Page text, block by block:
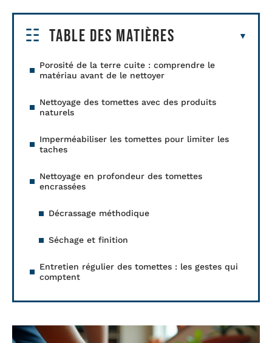
Table des matières
Porosité de la terre cuite : comprendre le
matériau avant de le nettoyer
Nettoyage des tomettes avec des produits
naturels
Imperméabiliser les tomettes pour limiter les
taches
Nettoyage en profondeur des tomettes
encrassées
Décrassage méthodique
Séchage et finition
Entretien régulier des tomettes : les gestes qui
comptent